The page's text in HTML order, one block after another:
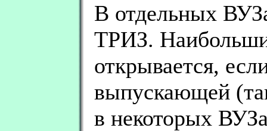
В отдельных
ТРИЗ.
открывается,
выпускающей
в некоторых